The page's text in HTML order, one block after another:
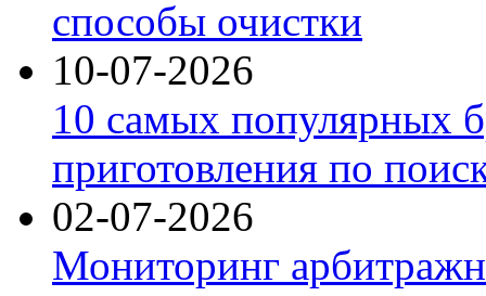
способы очистки
10-07-2026
10 самых популярных
приготовления по
02-07-2026
Мониторинг